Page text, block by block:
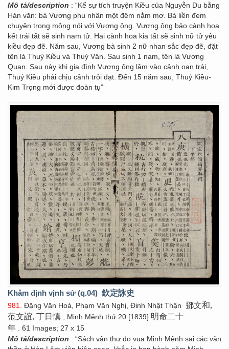
Mô tả/description : “Kể sự tích truyện Kiều của Nguyễn Du bằng
Hán văn: bà Vương phu nhân một đêm nằm mơ. Bà liền đem
chuyện trong mộng nói với Vương ông. Vương ông bảo cành hoa
kết trái tất sẽ sinh nam tử. Hai cành hoa kia tất sẽ sinh nữ tử yêu
kiều đẹp đẽ. Năm sau, Vương bà sinh 2 nữ nhan sắc đẹp đẽ, đặt
tên là Thuý Kiều và Thuý Vân. Sau sinh 1 nam, tên là Vương
Quan. Sau này khi gia đình Vương ông lâm vào cảnh oan trái,
Thuý Kiều phải chịu cảnh trôi dạt. Đến 15 năm sau, Thuý Kiều-
Kim Trọng mới được đoàn tụ”
Khâm định vịnh sử (q.04) 欽定詠史
981 . Đặng Văn Hoà, Phạm Văn Nghị, Đinh Nhật Thận 鄧文和,
范文誼, 丁日慎 , Minh Mệnh thứ 20 [1839] 明命二十
年 . 61 Images; 27 x 15
Mô tả/description : “Sách vận thư do vua Minh Mệnh sai các văn